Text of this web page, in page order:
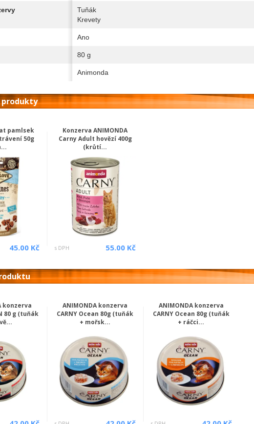
Tuňák
Krevety
Ano
80 g
Animonda
produkty
pamlsek
50g
45.00 Kč
Konzerva ANIMONDA
Carny Adult hovězí 400g
(krůtí...
s DPH 55.00 Kč
konzerva
80 g (tuňák
ANIMONDA konzerva
CARNY Ocean 80g (tuňák
+ mořsk...
ANIMONDA konzerva
CARNY Ocean 80g (tuňák
+ ráčci...